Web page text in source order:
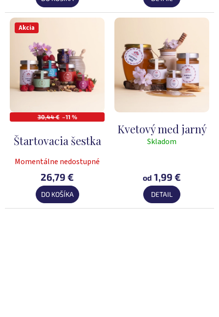
Akcia
30,44 € –11 %
Štartovacia šestka
Momentálne nedostupné
26,79 €
DO KOŠÍKA
Kvetový med jarný
Priemerné
5
Skladom
od 1,99 €
DETAIL